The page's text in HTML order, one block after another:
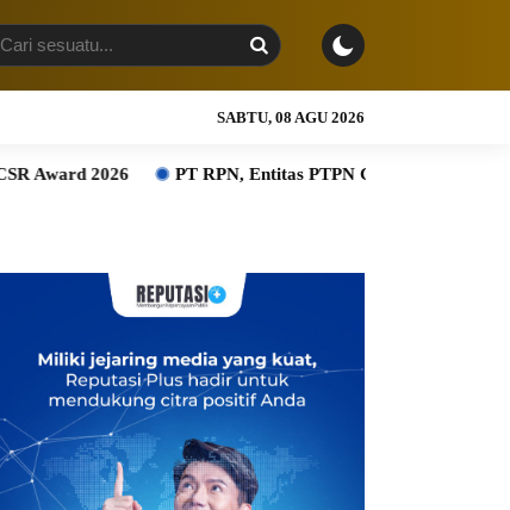
SABTU, 08 AGU 2026
PT RPN, Entitas PTPN Group bersama BPDP Dukung